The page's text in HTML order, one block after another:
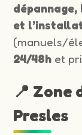
et
(manuels/
24/48h et
📍 Zone
Presles